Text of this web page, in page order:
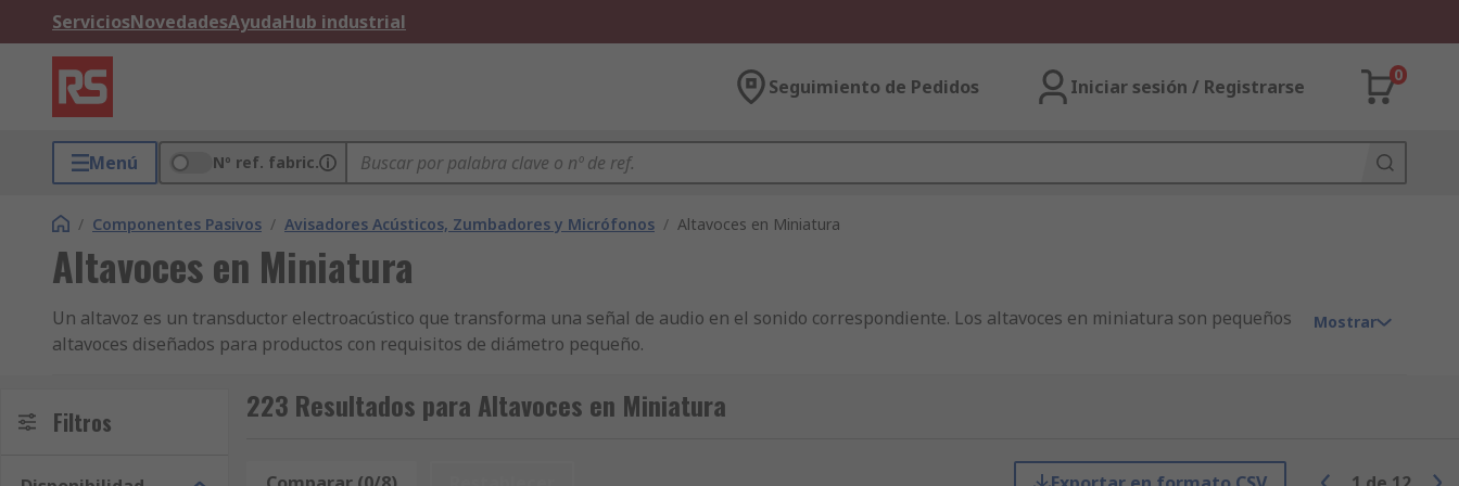
ServiciosNovedadesAyudaHub industrial
Seguimiento de Pedidos Iniciar sesión / Registrarse
0
Menú Nº ref. fabric.
/ Componentes Pasivos / Avisadores Acústicos, Zumbadores y Micrófonos / Altavoces en Miniatura
Altavoces en Miniatura
Un altavoz es un transductor electroacústico que transforma una señal de audio en el sonido correspondiente. Los altavoces en miniatura son pequeños
altavoces diseñados para productos con requisitos de diámetro pequeño.
Los altavoces en miniatura tienen un diseño de perfil bajo y dimensiones reducidas, y están equipados con conos de mylar o de papel. Suelen necesitar
un [circuito de accionamiento]("/web/c/automation-control-gear/circuit-protection-circuit-breakers/mccbs/?
data=636F3D3126696E3D4931384E53656172636847656E65726963266C753D656E266D6D3D6D61746368616C6C7061727469616C26706D3D5E2E2A24267
Mostrar
Filtros 223 Resultados para Altavoces en Miniatura